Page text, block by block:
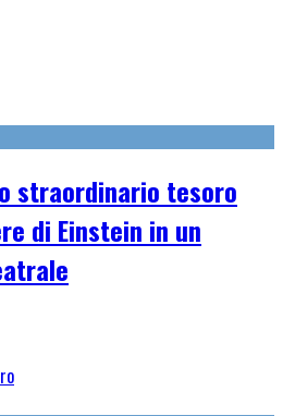
straordinario tesoro
di Einstein in un